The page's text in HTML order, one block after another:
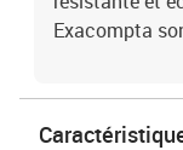
Exacompta